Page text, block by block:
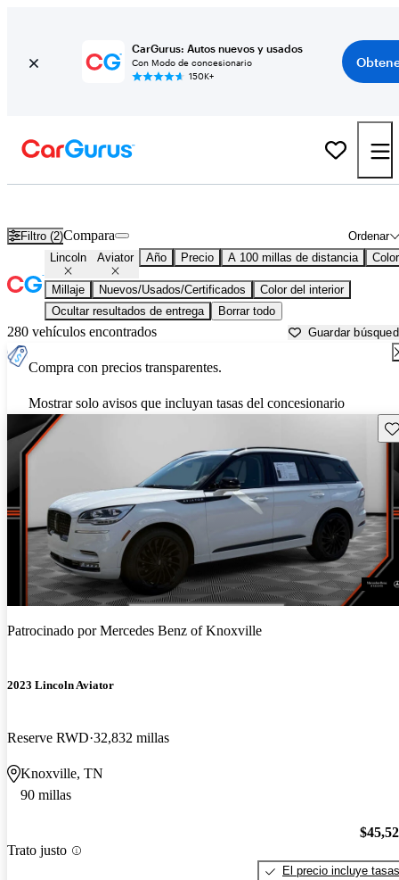
CarGurus: Autos nuevos y usados
Con Modo de concesionario
150K+
Filtro (2) Ordenar
Compara
Lincoln Aviator Año Precio A 100 millas de distancia Color
Millaje Nuevos/Usados/Certificados
Color del interior
Ocultar resultados de entrega
Borrar todo
280 vehículos encontrados Guardar
Compra con precios transparentes.
Mostrar solo avisos que incluyan tasas del concesionario
Patrocinado porMercedes Benz of Knoxville
2023 Lincoln Aviator
Reserve RWD 32,832 millas
Knoxville, TN
90 millas
Trato justo
El precio incluye tasas